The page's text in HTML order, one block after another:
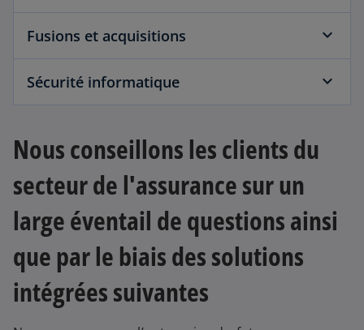
Fusions et acquisitions
Sécurité informatique
Nous conseillons les clients du
secteur de l'assurance sur un
large éventail de questions ainsi
que par le biais des solutions
intégrées suivantes